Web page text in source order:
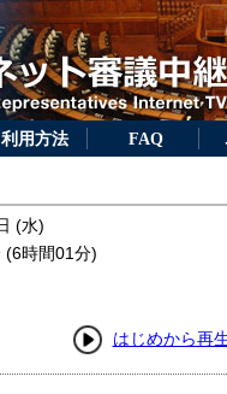
利用方法 FAQ
(水)
(6時間01分)
はじめから再